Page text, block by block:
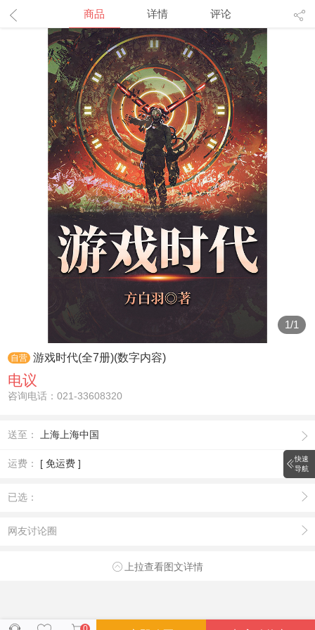
商品 详情 评论
1/1
自营 游戏时代(全7册)(数字内容)
电议
咨询电话：021-33608320
送至： 上海上海中国
运费： [ 免运费 ]
已选：
网友讨论圈
上拉查看图文详情
快速
导航